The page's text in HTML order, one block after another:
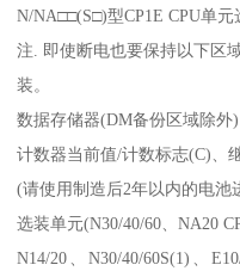
N/NA□□(S□)型CP1E CPU单
注. 即使断电也要保持以下区
装。
数据存储器(DM备份区域除外
计数器当前值/计数标志(C)、
(请使用制造后2年以内的电池
选装单元(N30/40/60、NA20
N14/20、N30/40/60S(1)、